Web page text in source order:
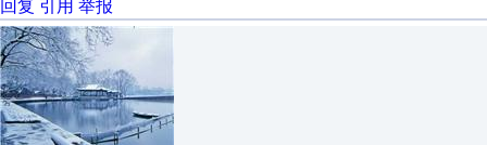
回复 引用 举报